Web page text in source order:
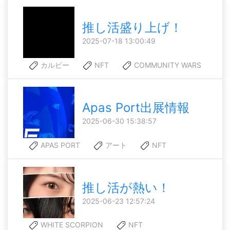
推し活盛り上げ！
2025-07-18 13:00:49
カルビー NFT COMMUNITY WARS
Apas Port出展情報
2025-06-30 15:38:57
APAS PORT アート NFT
推し活が熱い！
2025-06-23 12:57:24
WHITE SCORPION
NFT